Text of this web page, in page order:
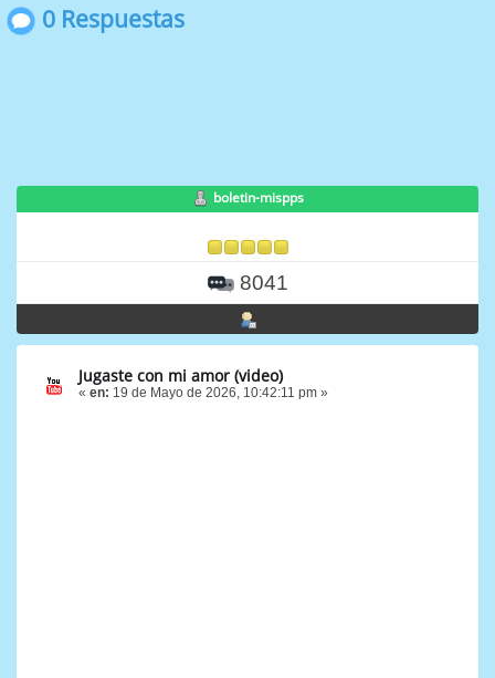
0 Respuestas
boletin-mispps
8041
Jugaste con mi amor (video)
« en: 19 de Mayo de 2026, 10:42:11 pm »